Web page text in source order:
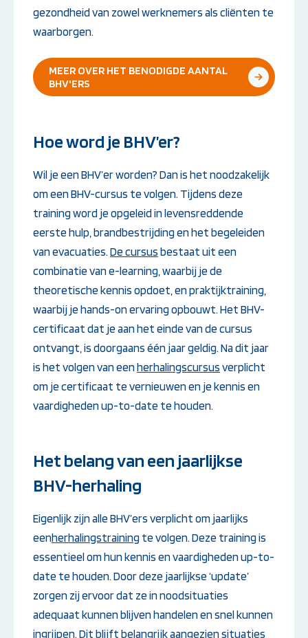
gezondheid van zowel werknemers als cliënten te
waarborgen.
MEER OVER HET BENODIGDE AANTAL
BHV'ERS
Hoe word je BHV’er?
Wil je een BHV’er worden? Dan is het noodzakelijk
om een BHV-cursus te volgen. Tijdens deze
training word je opgeleid in levensreddende
eerste hulp, brandbestrijding en het begeleiden
van evacuaties. De cursus bestaat uit een
combinatie van e-learning, waarbij je de
theoretische kennis opdoet, en praktijktraining,
waarbij je hands-on ervaring opbouwt. Het BHV-
certificaat dat je aan het einde van de cursus
ontvangt, is doorgaans één jaar geldig. Na dit jaar
is het volgen van eenherhalingscursus verplicht
om je certificaat te vernieuwen en je kennis en
vaardigheden up-to-date te houden.
Het belang van een jaarlijkse
BHV-herhaling
Eigenlijk zijn alle BHV’ers verplicht om jaarlijks
eenherhalingstraining te volgen. Deze training is
essentieel om hun kennis en vaardigheden up-to-
date te houden. Door deze jaarlijkse ‘update’
zorgen zij ervoor dat ze in noodsituaties
adequaat kunnen blijven handelen en snel kunnen
ingrijpen. Dit blijft belangrijk aangezien situaties